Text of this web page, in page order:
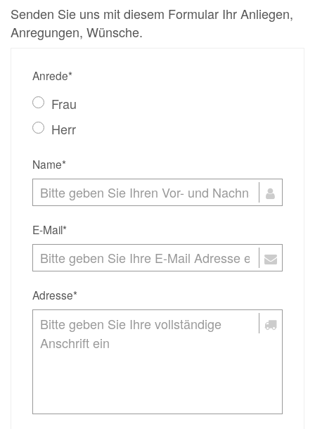
Senden Sie uns mit diesem Formular Ihr Anliegen,
Anregungen, Wünsche.
Anrede*
Frau
Herr
Name*
E-Mail*
Adresse*